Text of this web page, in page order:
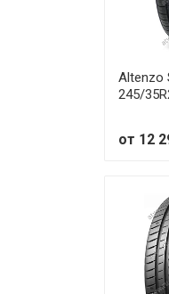
Altenzo
245/
от 12